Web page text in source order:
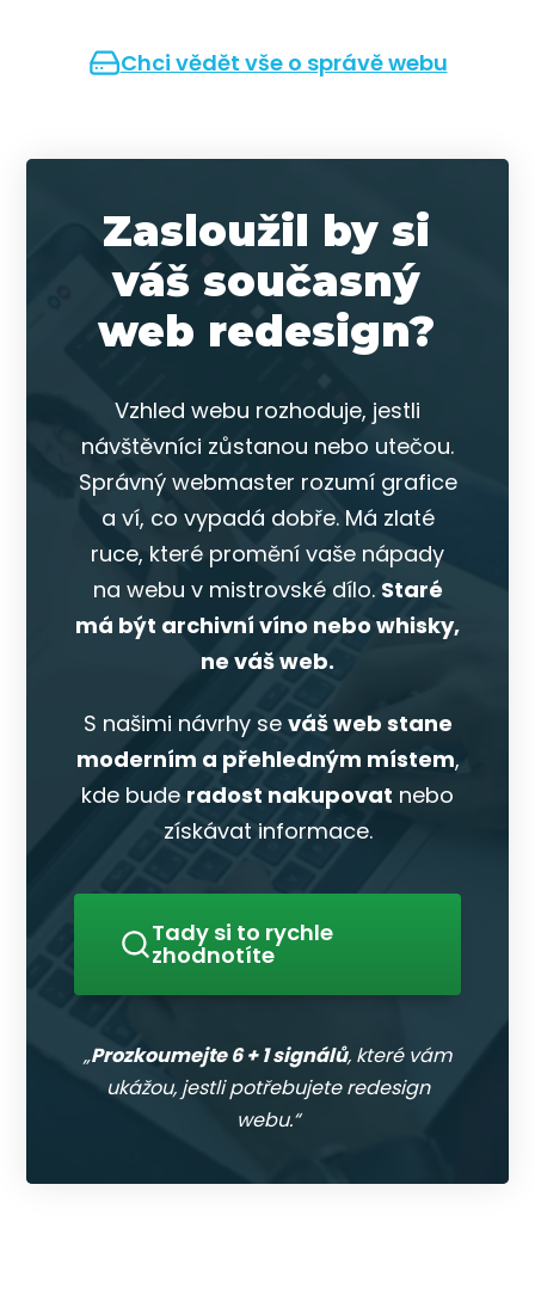
Chci vědět vše o správě webu
Zasloužil by si
váš současný
web redesign?
Vzhled webu rozhoduje, jestli
návštěvníci zůstanou nebo utečou.
Správný webmaster rozumí grafice
a ví, co vypadá dobře. Má zlaté
ruce, které promění vaše nápady
na webu v mistrovské dílo. Staré
má být archivní víno nebo whisky,
ne váš web.
S našimi návrhy se váš web stane
moderním a přehledným místem,
kde bude radost nakupovat nebo
získávat informace.
Tady si to rychle
zhodnotíte
„Prozkoumejte 6 + 1 signálů, které vám
ukážou, jestli potřebujete redesign
webu.“